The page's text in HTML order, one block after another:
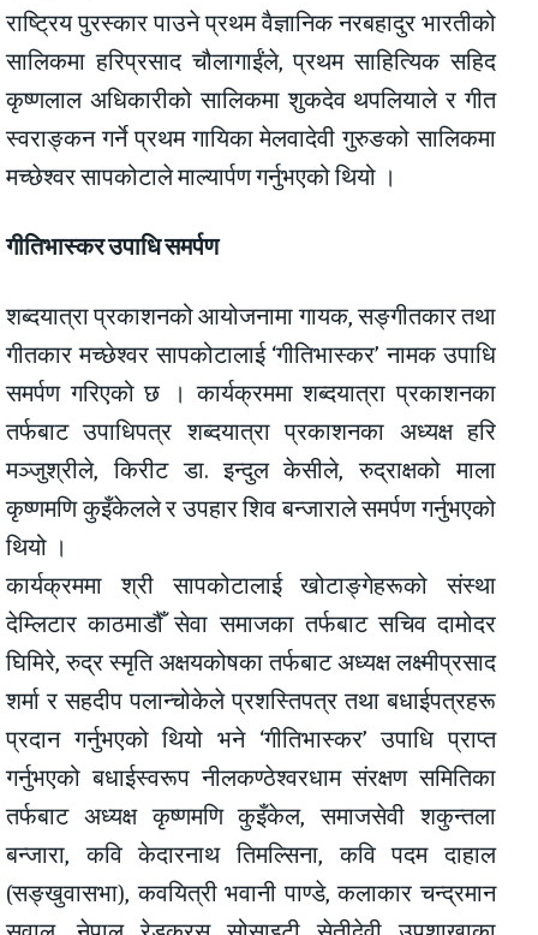
राष्ट्रिय पुरस्कार पाउने प्रथम वैज्ञानिक नरबहादुर भारतीको
सालिकमा हरिप्रसाद चौलागाईंले, प्रथम साहित्यिक सहिद
कृष्णलाल अधिकारीको सालिकमा शुकदेव थपलियाले र गीत
स्वराङ्कन गर्ने प्रथम गायिका मेलवादेवी गुरुङको सालिकमा
मच्छेश्वर सापकोटाले माल्यार्पण गर्नुभएको थियो ।
गीतिभास्कर उपाधि समर्पण
शब्दयात्रा प्रकाशनको आयोजनामा गायक, सङ्गीतकार तथा
गीतकार मच्छेश्वर सापकोटालाई ‘गीतिभास्कर’ नामक उपाधि
समर्पण गरिएको छ । कार्यक्रममा शब्दयात्रा प्रकाशनका
तर्फबाट उपाधिपत्र शब्दयात्रा प्रकाशनका अध्यक्ष हरि
मञ्जुश्रीले, किरीट डा. इन्दुल केसीले, रुद्राक्षको माला
कृष्णमणि कुइँकेलले र उपहार शिव बन्जाराले समर्पण गर्नुभएको
थियो ।
कार्यक्रममा श्री सापकोटालाई खोटाङ्गेहरूको संस्था
देम्लिटार काठमाडौँ सेवा समाजका तर्फबाट सचिव दामोदर
घिमिरे, रुद्र स्मृति अक्षयकोषका तर्फबाट अध्यक्ष लक्ष्मीप्रसाद
शर्मा र सहदीप पलान्चोकेले प्रशस्तिपत्र तथा बधाईपत्रहरू
प्रदान गर्नुभएको थियो भने ‘गीतिभास्कर’ उपाधि प्राप्त
गर्नुभएको बधाईस्वरूप नीलकण्ठेश्वरधाम संरक्षण समितिका
तर्फबाट अध्यक्ष कृष्णमणि कुइँकेल, समाजसेवी शकुन्तला
बन्जारा, कवि केदारनाथ तिमल्सिना, कवि पदम दाहाल
(सङ्खुवासभा), कवयित्री भवानी पाण्डे, कलाकार चन्द्रमान